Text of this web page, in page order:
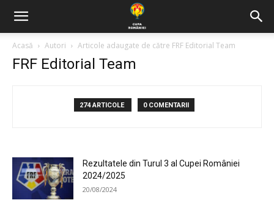
Acasă Autori Articole adaugate de către FRF Editorial Team
FRF Editorial Team
274 ARTICOLE 0 COMENTARII
Rezultatele din Turul 3 al Cupei României
2024/2025
20/08/2024